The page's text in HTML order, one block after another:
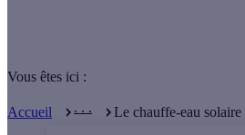
Vous êtes ici :
Accueil . . . Le chauffe-eau